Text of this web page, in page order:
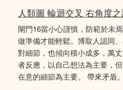
人類圖 輪迴交叉 右角度
閘門16當小心謹慎，防範於未
做準備才能輕鬆。博取人認同
對細節，也傾向積小成多，萬
者反應，以自己想法為主要，
在意的細節為主要。 帶來矛盾。